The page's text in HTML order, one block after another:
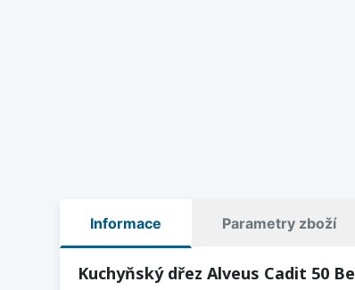
Informace Parametry zboží
Kuchyňský dřez Alveus Cadit 50